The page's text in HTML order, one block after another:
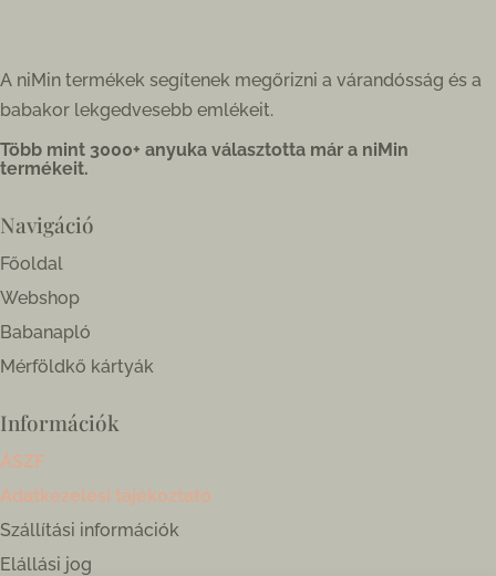
A niMin termékek segítenek megőrizni a várandósság és a
babakor lekgedvesebb emlékeit.
Több mint 3000+ anyuka választotta már a niMin
termékeit.
Navigáció
Főoldal
Webshop
Babanapló
Mérföldkő kártyák
Információk
ÁSZF
Adatkezelési tájékoztató
Szállítási információk
Elállási jog